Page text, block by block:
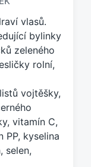
vlasů.
bylinky
zeleného
rolní,
vojtěšky,
vitamín C,
PP, kyselina
selen,